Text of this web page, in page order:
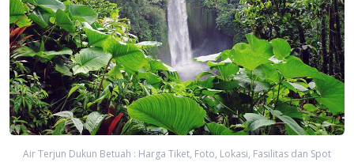
Air Terjun Dukun Betuah : Harga Tiket, Foto, Lokasi, Fasilitas dan Spot